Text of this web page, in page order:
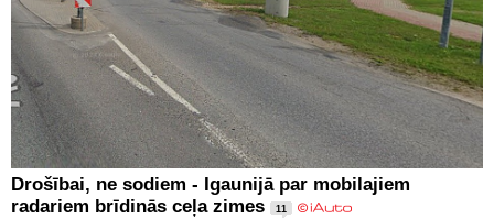
Drošībai, ne sodiem - Igaunijā par mobilajiem
radariem brīdinās ceļa zimes
11